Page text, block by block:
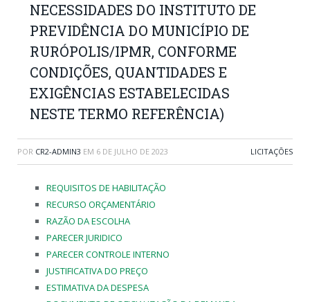
NECESSIDADES DO INSTITUTO DE
PREVIDÊNCIA DO MUNICÍPIO DE
RURÓPOLIS/IPMR, CONFORME
CONDIÇÕES, QUANTIDADES E
EXIGÊNCIAS ESTABELECIDAS
NESTE TERMO REFERÊNCIA)
POR CR2-ADMIN3 EM 6 DE JULHO DE 2023 LICITAÇÕES
REQUISITOS DE HABILITAÇÃO
RECURSO ORÇAMENTÁRIO
RAZÃO DA ESCOLHA
PARECER JURIDICO
PARECER CONTROLE INTERNO
JUSTIFICATIVA DO PREÇO
ESTIMATIVA DA DESPESA